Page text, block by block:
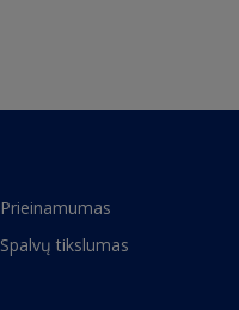
Prieinamumas
Spalvų tikslumas